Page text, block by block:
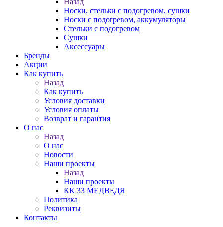
Назад
Носки, стельки с подогревом, сушки
Носки с подогревом, аккумуляторы
Стельки с подогревом
Сушки
Аксессуары
Бренды
Акции
Как купить
Назад
Как купить
Условия доставки
Условия оплаты
Возврат и гарантия
О нас
Назад
О нас
Новости
Наши проекты
Назад
Наши проекты
КК 33 МЕДВЕДЯ
Политика
Реквизиты
Контакты